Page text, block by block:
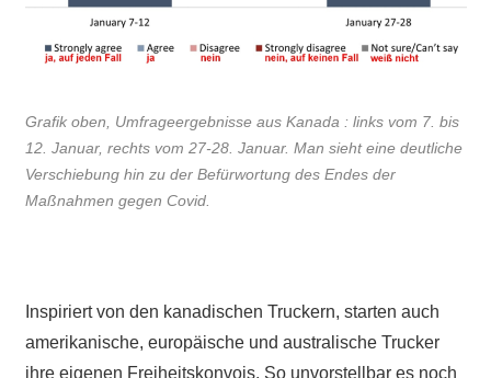
Grafik oben, Umfrageergebnisse aus Kanada : links vom 7. bis
12. Januar, rechts vom 27-28. Januar. Man sieht eine deutliche
Verschiebung hin zu der Befürwortung des Endes der
Maßnahmen gegen Covid.
Inspiriert von den kanadischen Truckern, starten auch
amerikanische, europäische und australische Trucker
ihre eigenen Freiheitskonvois. So unvorstellbar es noch